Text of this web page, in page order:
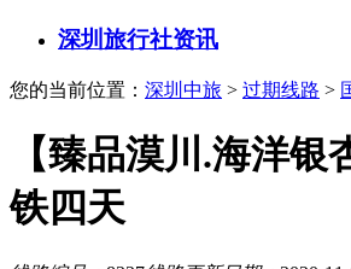
深圳旅行社资讯
您的当前位置： 深圳中旅 > 过期线路 >
【臻品漠川.海洋
铁四天